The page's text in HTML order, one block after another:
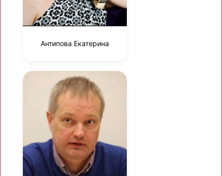
Антипова Екатерина